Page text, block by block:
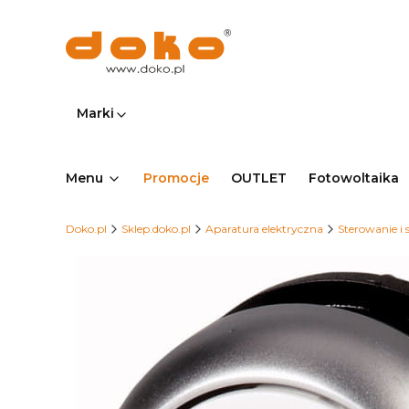
Marki
Menu Promocje OUTLET Fotowoltaika
Doko.pl Sklep.doko.pl Aparatura elektryczna Sterowanie i